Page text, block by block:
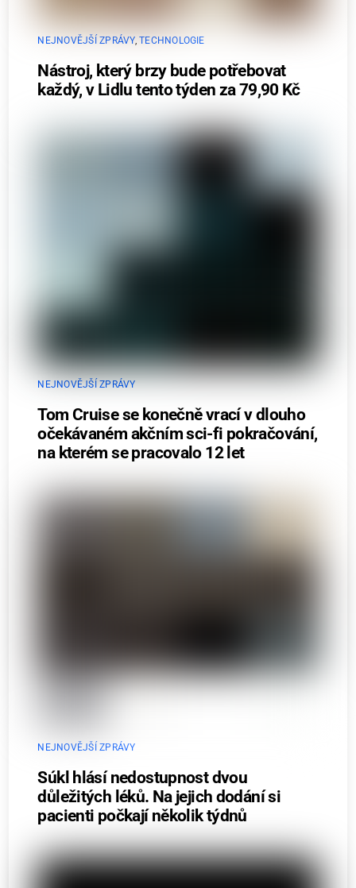
NEJNOVĚJŠÍ ZPRÁVY,TECHNOLOGIE
Nástroj, který brzy bude potřebovat
každý, v Lidlu tento týden za 79,90 Kč
NEJNOVĚJŠÍ ZPRÁVY
Tom Cruise se konečně vrací v dlouho
očekávaném akčním sci-fi pokračování,
na kterém se pracovalo 12 let
NEJNOVĚJŠÍ ZPRÁVY
Súkl hlásí nedostupnost dvou
důležitých léků. Na jejich dodání si
pacienti počkají několik týdnů